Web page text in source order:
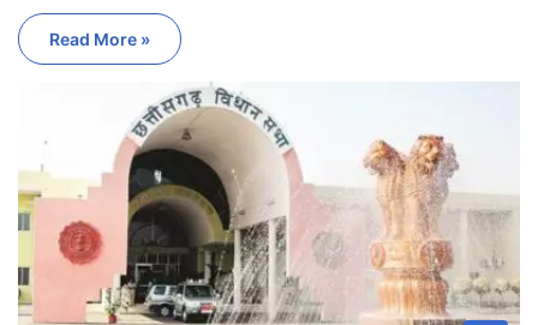
Read More »